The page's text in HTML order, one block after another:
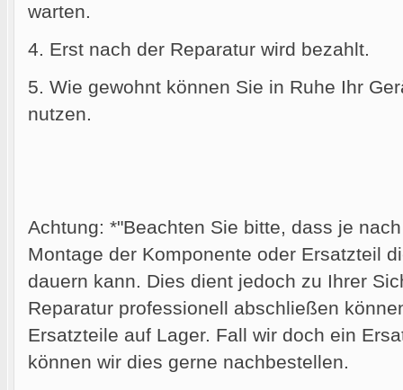
warten.
4. Erst nach der Reparatur wird bezahlt.
5. Wie gewohnt können Sie in Ruhe Ihr
nutzen.
Achtung: *"Beachten Sie bitte, dass je
Montage der Komponente oder Ersatzteil
dauern kann. Dies dient jedoch zu Ihrer
Reparatur professionell abschließen
Ersatzteile auf Lager. Fall wir doch ein
können wir dies gerne nachbestellen.